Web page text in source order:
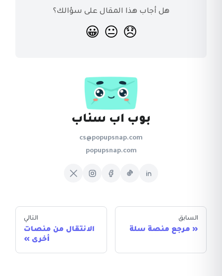
هل أجاب هذا المقال على سؤالك؟
😞
😐
😀
بوب اب سناب
cs@popupsnap.com
popupsnap.com
السابق
مرجع منصة سلة
التالي
الانتقال من منصات
أخرى